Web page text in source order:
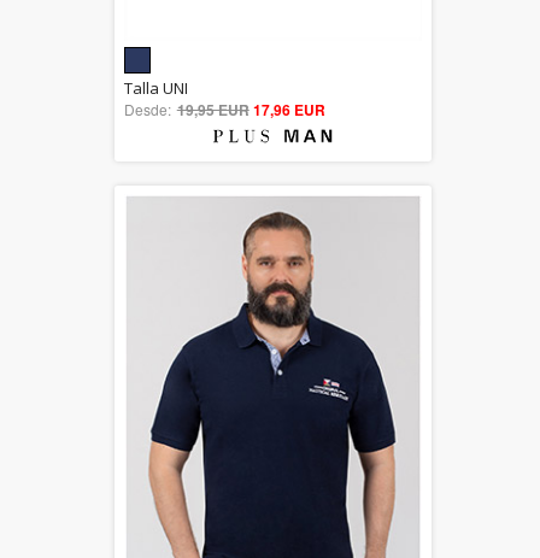
out of 5
Talla UNI
Desde: 19,95 EUR17,96 EUR